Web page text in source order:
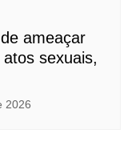
ameaçar
sexuais,
2026